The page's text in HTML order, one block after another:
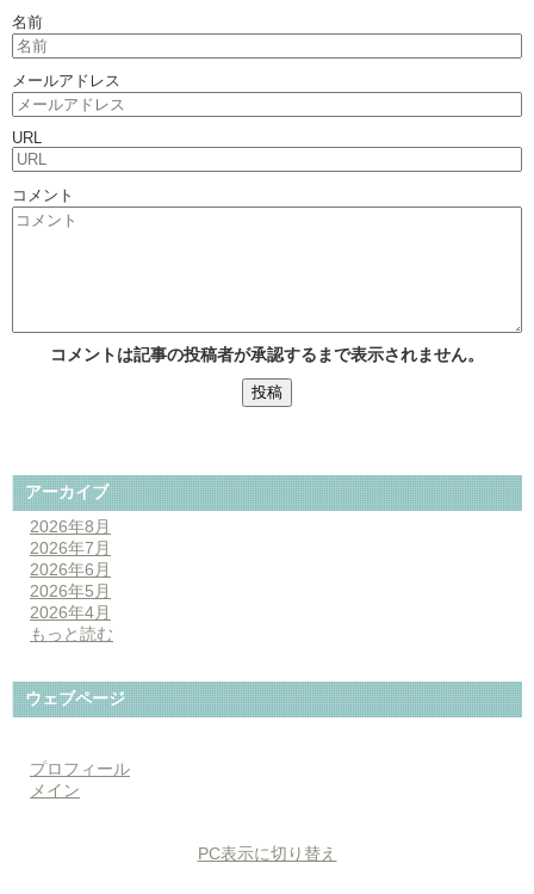
名前
メールアドレス
URL
コメント
コメントは記事の投稿者が承認するまで表示されません。
アーカイブ
2026年8月
2026年7月
2026年6月
2026年5月
2026年4月
もっと読む
ウェブページ
プロフィール
メイン
PC表示に切り替え